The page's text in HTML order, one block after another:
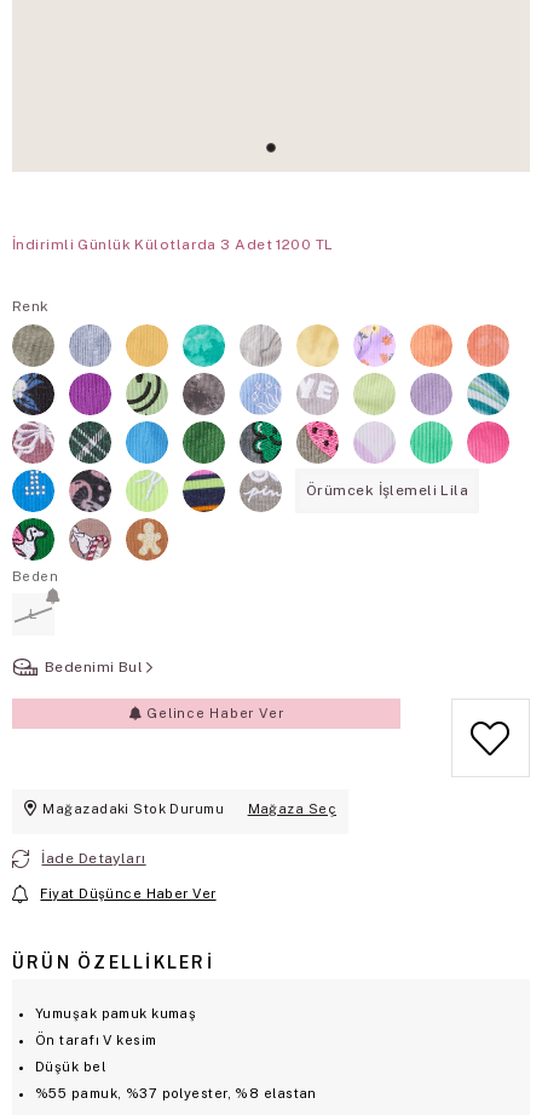
İndirimli Günlük Külotlarda 3 Adet 1200 TL
Renk
Örümcek İşlemeli Lila
Beden
L
Bedenimi Bul
Gelince Haber Ver
Mağazadaki Stok Durumu Mağaza Seç
İade Detayları
Fiyat Düşünce Haber Ver
ÜRÜN ÖZELLIKLERI
Yumuşak pamuk kumaş
Ön tarafı V kesim
Düşük bel
%55 pamuk, %37 polyester, %8 elastan